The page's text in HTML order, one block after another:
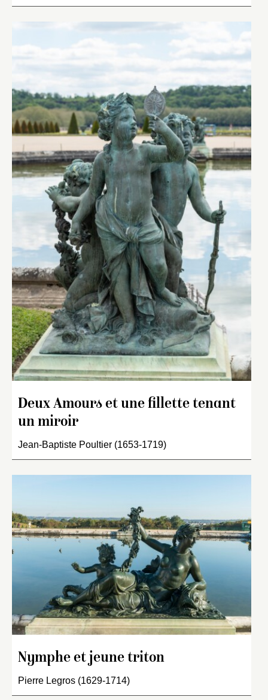
Deux Amours et une fillette tenant
un miroir
Jean-Baptiste Poultier (1653-1719)
Nymphe et jeune triton
Pierre Legros (1629-1714)